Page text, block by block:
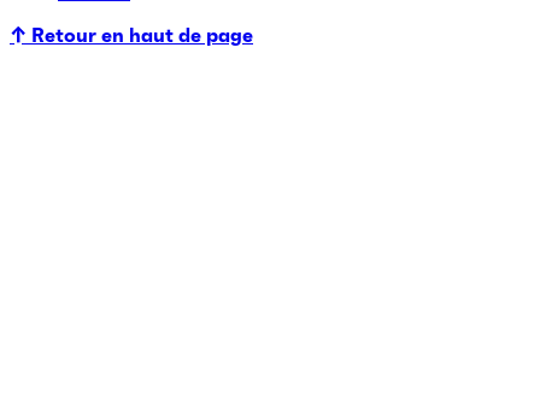
↑ Retour en haut de page